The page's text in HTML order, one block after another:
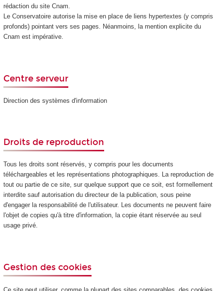
rédaction du site Cnam.
Le Conservatoire autorise la mise en place de liens hypertextes (y compris
profonds) pointant vers ses pages. Néanmoins, la mention explicite du
Cnam est impérative.
Centre serveur
Direction des systèmes d'information
Droits de reproduction
Tous les droits sont réservés, y compris pour les documents
téléchargeables et les représentations photographiques. La reproduction de
tout ou partie de ce site, sur quelque support que ce soit, est formellement
interdite sauf autorisation du directeur de la publication, sous peine
d'engager la responsabilité de l'utilisateur. Les documents ne peuvent faire
l'objet de copies qu'à titre d'information, la copie étant réservée au seul
usage privé.
Gestion des cookies